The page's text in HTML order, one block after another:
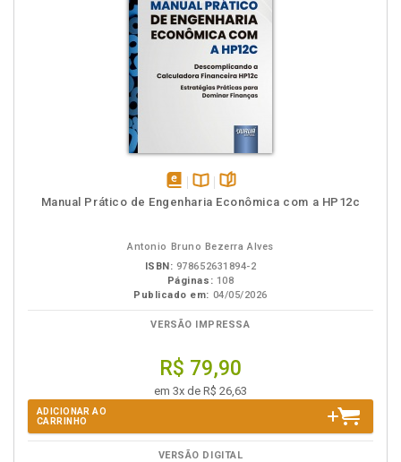
disponívelDisponível
páginas
Manual Prático de Engenharia Econômica com a HP12c
Antonio Bruno Bezerra Alves
ISBN: 978652631894-2
Páginas: 108
Publicado em: 04/05/2026
VERSÃO IMPRESSA
R$ 79,90
em 3x de R$ 26,63
ADICIONAR AO
CARRINHO
VERSÃO DIGITAL